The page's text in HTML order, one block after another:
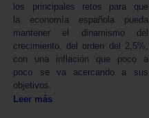
los principales retos para que
la economía española pueda
mantener el dinamismo del
crecimiento, del orden del 2,5%,
con una inflación que poco a
poco se va acercando a sus
objetivos.
Leer más